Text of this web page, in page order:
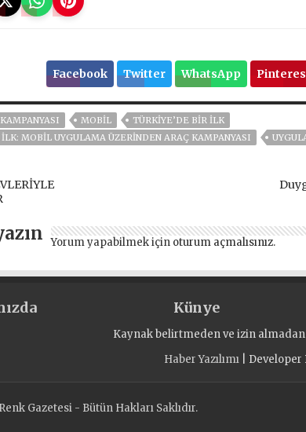
Facebook Twitter WhatsApp
KAMPANYASI MOBİL
TÜRKİYE’DE BİR İLK
MOBİL UYGULAMA ÜZERİNDEN ARAÇ KAMPANYASI
Yorum yapabilmek için oturum açmalısınız.
Künye
Kaynak belirtmeden ve izin
Haber Yazılımı| Developer
Gazetesi - Bütün Hakları Saklıdır.